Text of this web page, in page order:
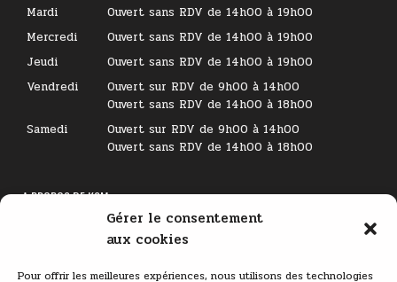
Gérer le consentement
aux cookies
Pour offrir les meilleures expériences, nous utilisons des technologies
Mardi
Ouvert sans RDV de 14h00 à 19h00
Mercredi
Ouvert sans RDV de 14h00 à 19h00
Jeudi
Ouvert sans RDV de 14h00 à 19h00
Vendredi
Ouvert sur RDV de 9h00 à 14h00
Ouvert sans RDV de 14h00 à 18h00
Samedi
Ouvert sur RDV de 9h00 à 14h00
Ouvert sans RDV de 14h00 à 18h00
A PROPOS DE KSM